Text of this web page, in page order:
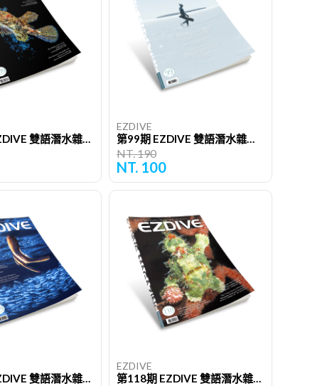
第109期 EZDIVE 雙語潛水雜誌（單期）
EZDIVE
第99期 EZDIVE 雙語潛水雜誌（單期）
NT. 190
NT. 100
第119期 EZDIVE 雙語潛水雜誌（單期）
EZDIVE
第118期 EZDIVE 雙語潛水雜誌（單期）